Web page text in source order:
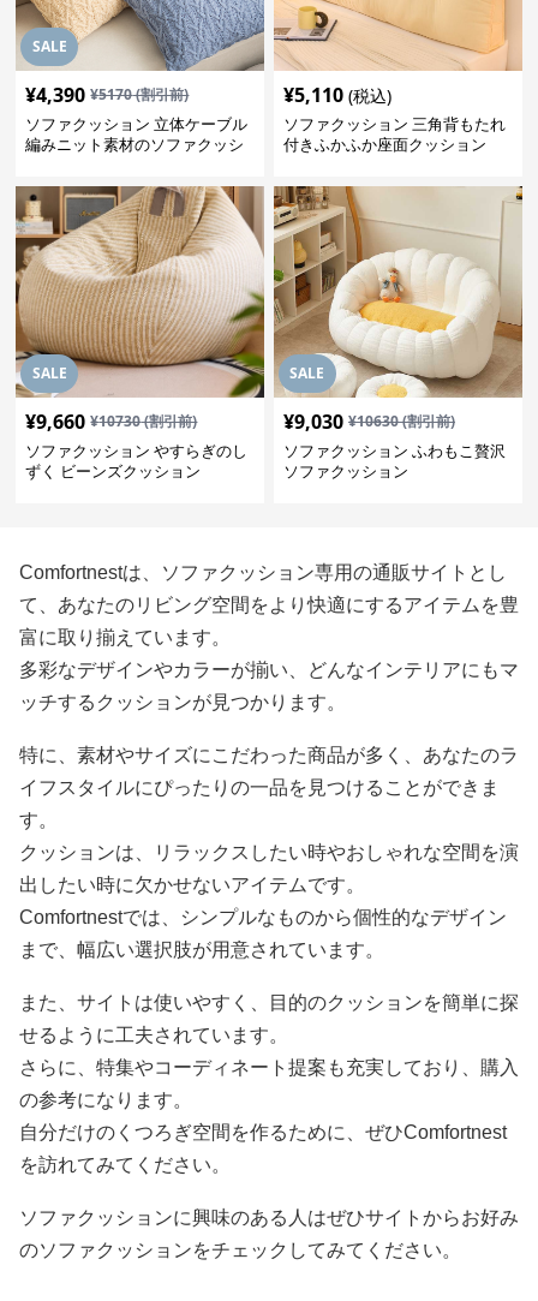
SALE
¥4,390 ¥5170(割引前)
ソファクッション 立体ケーブル
編みニット素材のソファクッシ
¥5,110 (税込)
ソファクッション 三角背もたれ
付きふかふか座面クッション
SALE
¥9,660 ¥10730(割引前)
ソファクッション やすらぎのし
ずく ビーンズクッション
SALE
¥9,030 ¥10630(割引前)
ソファクッション ふわもこ贅沢
ソファクッション
Comfortnestは、ソファクッション専用の通販サイトとし
て、あなたのリビング空間をより快適にするアイテムを豊
富に取り揃えています。
多彩なデザインやカラーが揃い、どんなインテリアにもマ
ッチするクッションが見つかります。
特に、素材やサイズにこだわった商品が多く、あなたのラ
イフスタイルにぴったりの一品を見つけることができま
す。
クッションは、リラックスしたい時やおしゃれな空間を演
出したい時に欠かせないアイテムです。
Comfortnestでは、シンプルなものから個性的なデザイン
まで、幅広い選択肢が用意されています。
また、サイトは使いやすく、目的のクッションを簡単に探
せるように工夫されています。
さらに、特集やコーディネート提案も充実しており、購入
の参考になります。
自分だけのくつろぎ空間を作るために、ぜひComfortnest
を訪れてみてください。
ソファクッションに興味のある人はぜひサイトからお好み
のソファクッションをチェックしてみてください。